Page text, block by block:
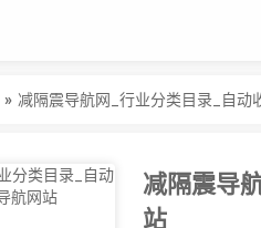
» 减隔震导航网_行业分类目录_自动
减隔震导
站